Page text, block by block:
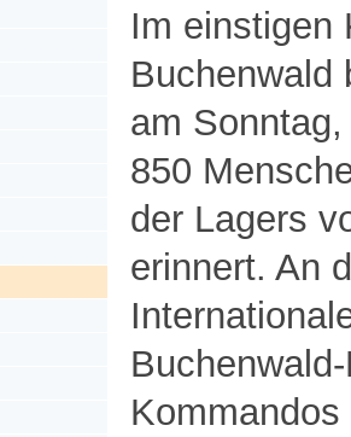
Im einstigen
Buchenwald
am
850
der Lagers
erinnert. An